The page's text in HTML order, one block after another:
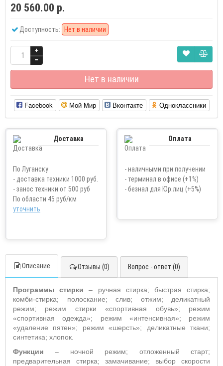
20 560.00 р.
Доступность: Нет в наличии
Нет в наличии
Facebook Мой Мир Вконтакте Одноклассники
Доставка
По Луганску
- доставка техники 1000 руб.
- занос техники от 500 руб
По области 45 руб/км
уточнить
Оплата
- наличными при получении
- терминал в офисе (+1%)
- безнал для Юр.лиц (+5%)
Описание Отзывы (0) Вопрос - ответ (0)
Программы стирки– ручная стирка; быстрая стирка;
комби-стирка; полоскание; слив; отжим; деликатный
режим; режим стирки «спортивная обувь»; режим
«спортивная одежда»; режим «интенсивная»; режим
«удаление пятен»; режим «шерсть»; деликатные ткани;
синтетика; хлопок.
Функции– ночной режим; отложенный старт;
предварительная стирка; замачивание; выбор скорости